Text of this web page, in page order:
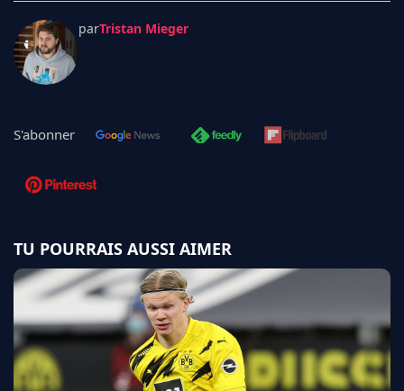
parTristan Mieger
S'abonner
TU POURRAIS AUSSI AIMER